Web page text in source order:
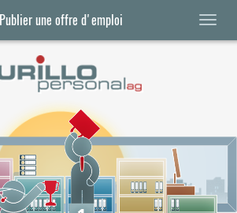
Publier une offre d'emploi